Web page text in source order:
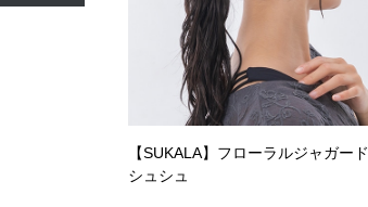
【SUKALA】フローラルジャガード
シュシュ